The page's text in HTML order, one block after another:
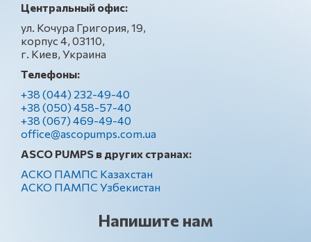
Центральный офис:
ул. Кочура Григория, 19,
корпус 4, 03110,
г. Киев, Украина
Телефоны:
+38 (044) 232-49-40
+38 (050) 458-57-40
+38 (067) 469-49-40
office@ascopumps.com.ua
ASCO PUMPS в других странах:
АСКО ПАМПС Казахстан
АСКО ПАМПС Узбекистан
Напишите нам